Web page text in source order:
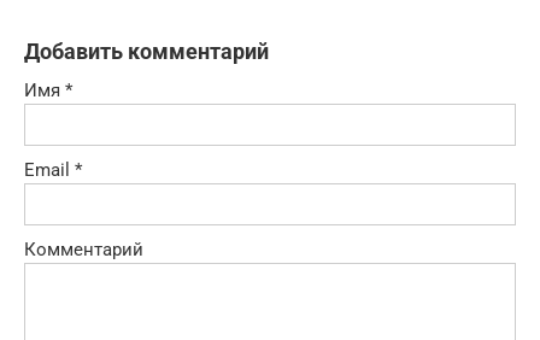
Добавить комментарий
Имя *
Email *
Комментарий